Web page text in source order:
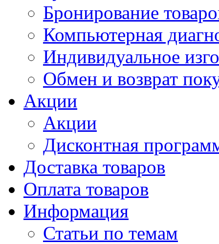
Бронирование
Компьютерная
Индивидуальное
Обмен и возврат
Акции
Акции
Дисконтная
Доставка товаров
Оплата товаров
Информация
Статьи по темам